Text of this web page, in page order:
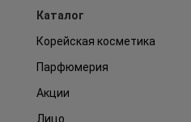
Каталог
Корейская косметика
Парфюмерия
Акции
Лицо